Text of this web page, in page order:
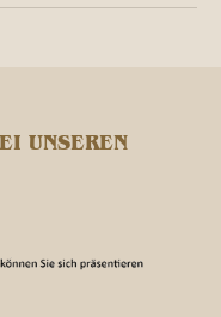
UNSEREN